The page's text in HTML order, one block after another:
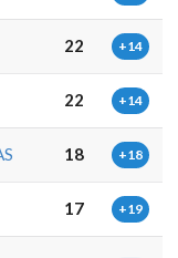
22 +14
22 +14
18 +18
17 +19